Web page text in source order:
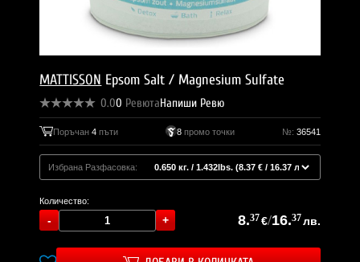
MATTISSON Epsom Salt / Magnesium Sulfate
0.00 РевютаНапиши Ревю
Поръчан4 пъти 8промо точки №: 36541
Избрана Разфасовка:
Количество:
8.37€/16.37лв.